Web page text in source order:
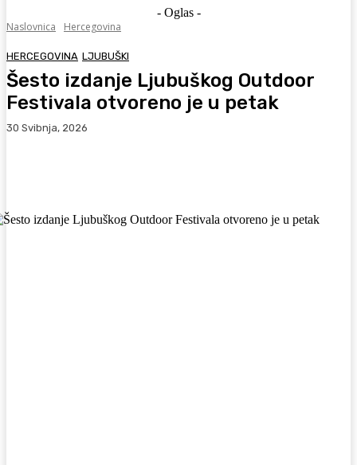
- Oglas -
Naslovnica
Hercegovina
HERCEGOVINA LJUBUŠKI
Šesto izdanje Ljubuškog Outdoor
Festivala otvoreno je u petak
30 Svibnja, 2026